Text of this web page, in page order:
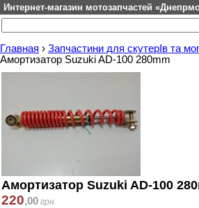
Интернет-магазин мотозапчастей
Главная › Запчастини для скутерІв та
Амортизатор Suzuki AD-100 280mm
Амортизатор Suzuki AD-100
220,00 грн.